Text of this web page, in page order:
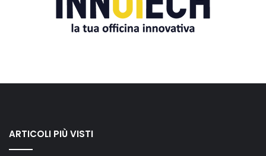
ARTICOLI PIÙ VISTI